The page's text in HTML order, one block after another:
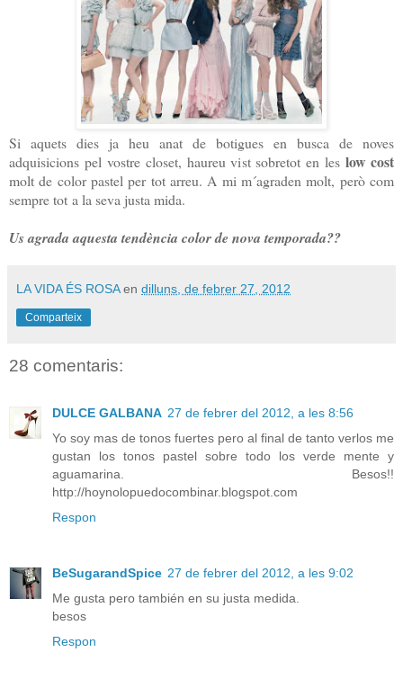
Si aquets dies ja heu anat de botigues en busca de noves
adquisicions pel vostre closet, haureu vist sobretot en leslow cost
molt de color pastel per tot arreu. A mi m´agraden molt, però com
sempre tot a la seva justa mida.
Us agrada aquesta tendència color de nova temporada??
LA VIDA ÉS ROSA en dilluns, de febrer 27, 2012
Comparteix
28 comentaris:
DULCE GALBANA 27 de febrer del 2012, a les 8:56
Yo soy mas de tonos fuertes pero al final de tanto verlos me
gustan los tonos pastel sobre todo los verde mente y
aguamarina. Besos!!
http://hoynolopuedocombinar.blogspot.com
Respon
BeSugarandSpice 27 de febrer del 2012, a les 9:02
Me gusta pero también en su justa medida.
besos
Respon